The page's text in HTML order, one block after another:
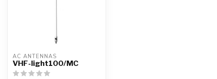
AC ANTENNAS
VHF-light100/MC